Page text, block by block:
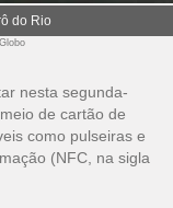
do Rio
nesta segunda-
de cartão de
como pulseiras e
(NFC, na sigla